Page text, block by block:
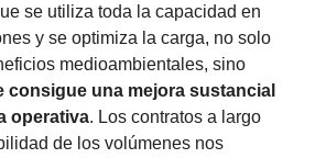
se utiliza toda la capacidad en
y se optimiza la carga, no solo
medioambientales, sino
consigue una mejora sustancial
operativa. Los contratos a largo
de los volúmenes nos